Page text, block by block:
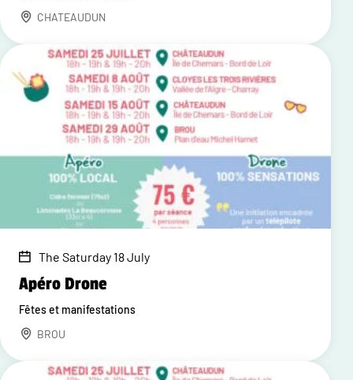
CHATEAUDUN
The Saturday 18 July
Apéro Drone
Fêtes et manifestations
BROU